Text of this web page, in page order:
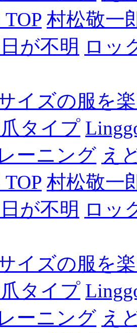
TOP 村松敬一
が不明 ロッ
イズの服を
タイプ
ーニング え
TOP 村松敬一
が不明 ロッ
イズの服を
タイプ
ーニング え